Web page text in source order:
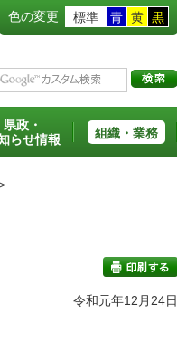
色の変更 標準 青 黄 黒
県政・
らせ情報
組織・業務
令和元年12月24日